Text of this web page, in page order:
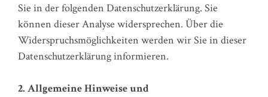
Sie in der folgenden Datenschutzerklärung. Sie
können dieser Analyse widersprechen. Über die
Widerspruchsmöglichkeiten werden wir Sie in dieser
Datenschutzerklärung informieren.
2. Allgemeine Hinweise und